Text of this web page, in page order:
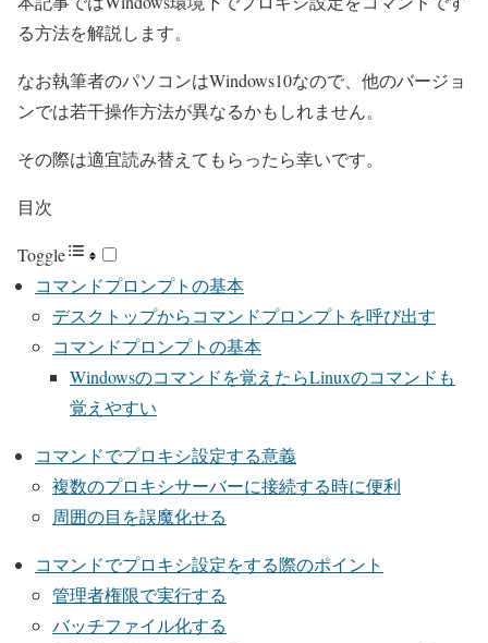
る方法を解説します。
なお執筆者のパソコンはWindows10なので、他のバージョ
ンでは若干操作方法が異なるかもしれません。
その際は適宜読み替えてもらったら幸いです。
目次
Toggle
コマンドプロンプトの基本
デスクトップからコマンドプロンプトを呼び出す
コマンドプロンプトの基本
Windowsのコマンドを覚えたらLinuxのコマンドも
覚えやすい
コマンドでプロキシ設定する意義
複数のプロキシサーバーに接続する時に便利
周囲の目を誤魔化せる
コマンドでプロキシ設定をする際のポイント
管理者権限で実行する
バッチファイル化する